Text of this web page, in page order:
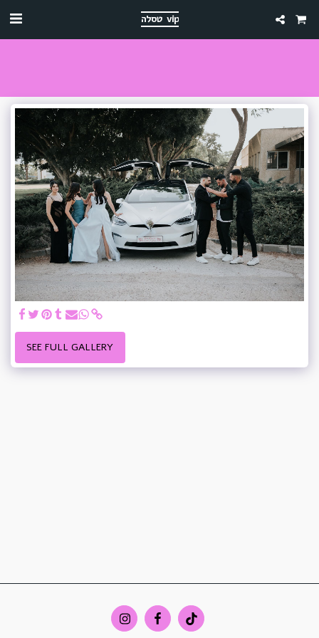
טסלה vip
SEE FULL GALLERY